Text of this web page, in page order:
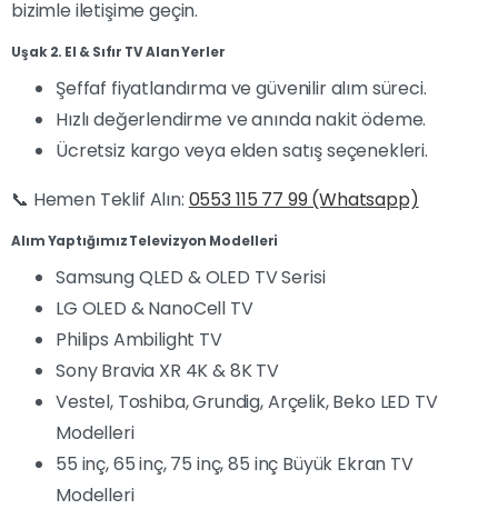
bizimle iletişime geçin.
Uşak 2. El & Sıfır TV Alan Yerler
Şeffaf fiyatlandırma ve güvenilir alım süreci.
Hızlı değerlendirme ve anında nakit ödeme.
Ücretsiz kargo veya elden satış seçenekleri.
📞 Hemen Teklif Alın: 0553 115 77 99 (Whatsapp)
Alım Yaptığımız Televizyon Modelleri
Samsung QLED & OLED TV Serisi
LG OLED & NanoCell TV
Philips Ambilight TV
Sony Bravia XR 4K & 8K TV
Vestel, Toshiba, Grundig, Arçelik, Beko LED TV
Modelleri
55 inç, 65 inç, 75 inç, 85 inç Büyük Ekran TV
Modelleri